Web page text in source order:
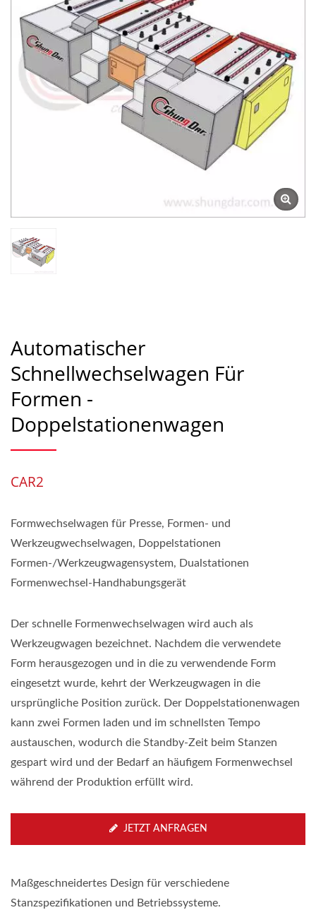
Automatisierungs-
Stahlspulen-Stanzgeräten
| Shung Dar Industrial Co.,
LTD.
Automatischer
Schnellwechselwagen Für
Formen -
Doppelstationenwagen
CAR2
Formwechselwagen für Presse, Formen- und
Werkzeugwechselwagen, Doppelstationen
Formen-/Werkzeugwagensystem, Dualstationen
Formenwechsel-Handhabungsgerät
Der schnelle Formenwechselwagen wird auch als
Werkzeugwagen bezeichnet. Nachdem die verwendete
Form herausgezogen und in die zu verwendende Form
eingesetzt wurde, kehrt der Werkzeugwagen in die
ursprüngliche Position zurück. Der Doppelstationenwagen
kann zwei Formen laden und im schnellsten Tempo
austauschen, wodurch die Standby-Zeit beim Stanzen
gespart wird und der Bedarf an häufigem Formenwechsel
während der Produktion erfüllt wird.
JETZT ANFRAGEN
Maßgeschneidertes Design für verschiedene
Stanzspezifikationen und Betriebssysteme.